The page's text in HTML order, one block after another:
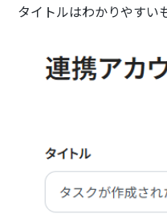
タイトルはわかりやすい